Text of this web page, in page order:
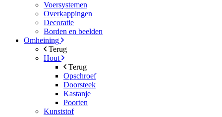
Voersystemen
Overkappingen
Decoratie
Borden en beelden
Omheining
Terug
Hout
Terug
Opschroef
Doorsteek
Kastanje
Poorten
Kunststof